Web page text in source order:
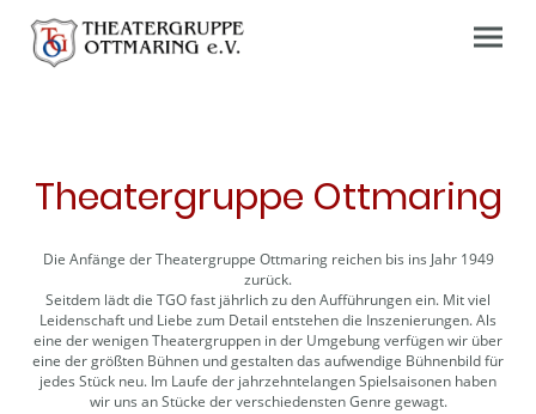
Theatergruppe Ottmaring
Die Anfänge der Theatergruppe Ottmaring reichen bis ins Jahr 1949
zurück.
Seitdem lädt die TGO fast jährlich zu den Aufführungen ein. Mit viel
Leidenschaft und Liebe zum Detail entstehen die Inszenierungen. Als
eine der wenigen Theatergruppen in der Umgebung verfügen wir über
eine der größten Bühnen und gestalten das aufwendige Bühnenbild für
jedes Stück neu. Im Laufe der jahrzehntelangen Spielsaisonen haben
wir uns an Stücke der verschiedensten Genre gewagt.